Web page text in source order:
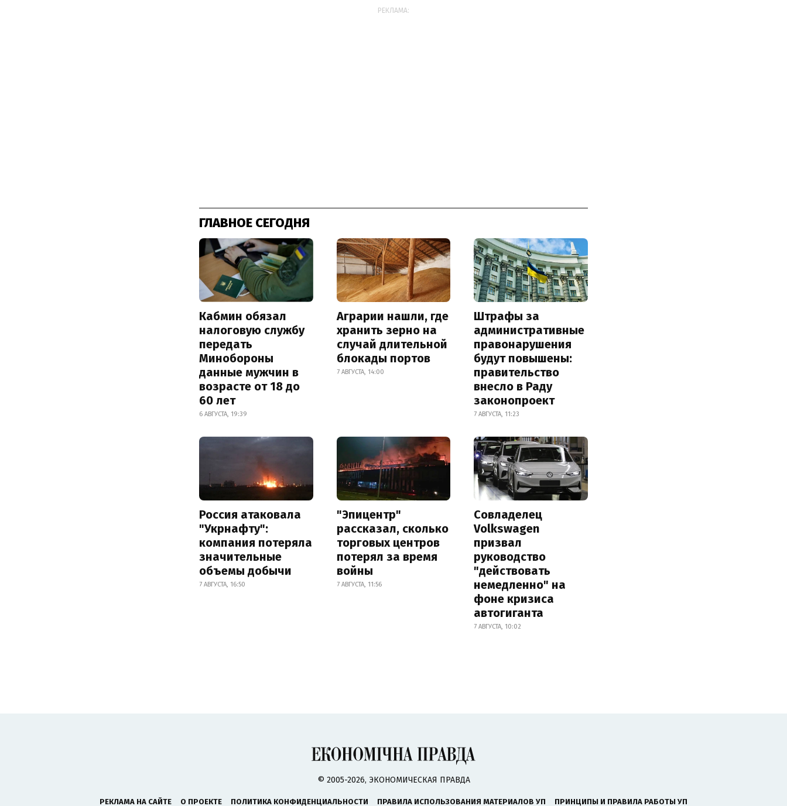
РЕКЛАМА:
ГЛАВНОЕ СЕГОДНЯ
Кабмин обязал
налоговую службу
передать
Минобороны
данные мужчин в
возрасте от 18 до
60 лет
6 АВГУСТА, 19:39
Аграрии нашли, где
хранить зерно на
случай длительной
блокады портов
7 АВГУСТА, 14:00
Штрафы за
административные
правонарушения
будут повышены:
правительство
внесло в Раду
законопроект
7 АВГУСТА, 11:23
Россия атаковала
"Укрнафту":
компания потеряла
значительные
объемы добычи
7 АВГУСТА, 16:50
"Эпицентр"
рассказал, сколько
торговых центров
потерял за время
войны
7 АВГУСТА, 11:56
Совладелец
Volkswagen
призвал
руководство
"действовать
немедленно" на
фоне кризиса
автогиганта
7 АВГУСТА, 10:02
© 2005-2026, ЭКОНОМИЧЕСКАЯ ПРАВДА
РЕКЛАМА НА САЙТЕ О ПРОЕКТЕ ПОЛИТИКА КОНФИДЕНЦИАЛЬНОСТИ ПРАВИЛА ИСПОЛЬЗОВАНИЯ МАТЕРИАЛОВ УП ПРИНЦИПЫ И ПРАВИЛА РАБОТЫ УП